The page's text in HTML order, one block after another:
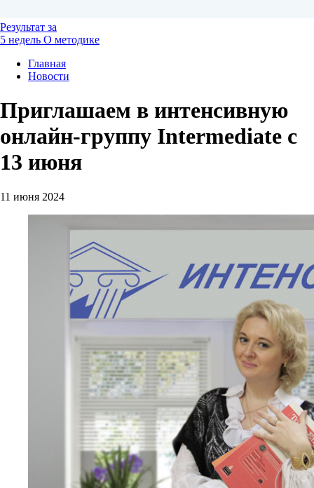
Результат за
5 недель О методике
Главная
Новости
Приглашаем в интенсивную
онлайн-группу Intermediate с
13 июня
11 июня 2024